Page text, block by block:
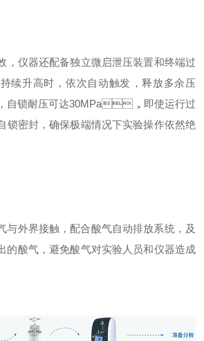
，仪器还配备独立微启泄压装置和终端过
续升高时，依次自动触发，释放多余压
体，自锁耐压可达30MPa，即使运行过
锁密封，确保极端情况下实验操作依然绝
外界接触，配合酸气自动排放系统，及
酸气，避免酸气对实验人员和仪器造成